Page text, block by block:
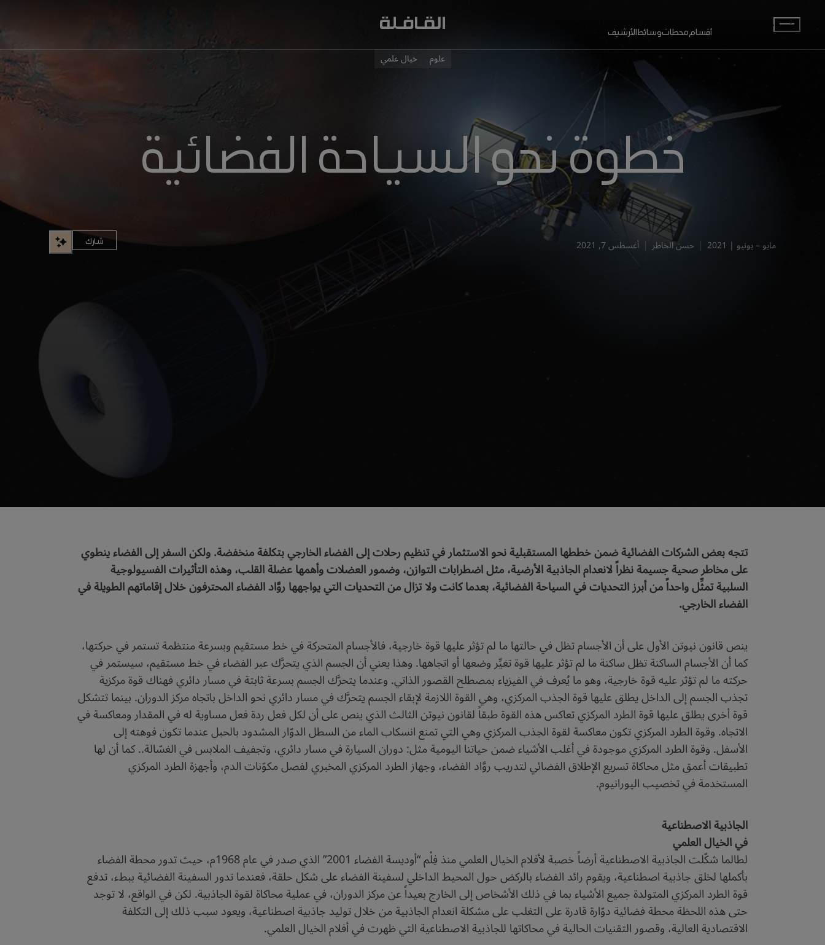
أقسام محطاتوسائطالأرشيف
علوم خيال علمي
خطوة نحو السياحة الفضائية
مايو – يونيو | 2021 حسن الخاطر أغسطس 7, 2021 شارك
تتجه بعض الشركات الفضائية ضمن خططها المستقبلية نحو الاستثمار في تنظيم رحلات إلى الفضاء الخارجي بتكلفة منخفضة. ولكن السفر إلى الفضاء ينطوي
على مخاطر صحية جسيمة نظراً لانعدام الجاذبية الأرضية، مثل اضطرابات التوازن، وضمور العضلات وأهمها عضلة القلب، وهذه التأثيرات الفسيولوجية
السلبية تمثِّل واحداً من أبرز التحديات في السياحة الفضائية، بعدما كانت ولا تزال من التحديات التي يواجهها روَّاد الفضاء المحترفون خلال إقاماتهم الطويلة في
الفضاء الخارجي.
ينص قانون نيوتن الأول على أن الأجسام تظل في حالتها ما لم تؤثر عليها قوة خارجية، فالأجسام المتحركة في خط مستقيم وبسرعة منتظمة تستمر في حركتها،
كما أن الأجسام الساكنة تظل ساكنة ما لم تؤثر عليها قوة تغيِّر وضعها أو اتجاهها. وهذا يعني أن الجسم الذي يتحرَّك عبر الفضاء في خط مستقيم، سيستمر في
حركته ما لم تؤثر عليه قوة خارجية، وهو ما يُعرف في الفيزياء بمصطلح القصور الذاتي. وعندما يتحرَّك الجسم بسرعة ثابتة في مسار دائري فهناك قوة مركزية
تجذب الجسم إلى الداخل يطلق عليها قوة الجذب المركزي، وهي القوة اللازمة لإبقاء الجسم يتحرَّك في مسار دائري نحو الداخل باتجاه مركز الدوران. بينما تتشكل
قوة أخرى يطلق عليها قوة الطرد المركزي تعاكس هذه القوة طبقاً لقانون نيوتن الثالث الذي ينص على أن لكل فعل ردة فعل مساوية له في المقدار ومعاكسة في
الاتجاه. وقوة الطرد المركزي تكون معاكسة لقوة الجذب المركزي وهي التي تمنع انسكاب الماء من السطل الدوّار المشدود بالحبل عندما تكون فوهته إلى
الأسفل. وقوة الطرد المركزي موجودة في أغلب الأشياء ضمن حياتنا اليومية مثل: دوران السيارة في مسار دائري، وتجفيف الملابس في الغسّالة.. كما أن لها
تطبيقات أعمق مثل محاكاة تسريع الإطلاق الفضائي لتدريب روَّاد الفضاء، وجهاز الطرد المركزي المخبري لفصل مكوّنات الدم، وأجهزة الطرد المركزي
المستخدمة في تخصيب اليورانيوم.
الجاذبية الاصطناعية
في الخيال العلمي
لطالما شكّلت الجاذبية الاصطناعية أرضاً خصبة لأفلام الخيال العلمي منذ فِلْم “أوديسة الفضاء 2001” الذي صدر في عام 1968م، حيث تدور محطة الفضاء
بأكملها لخلق جاذبية اصطناعية، ويقوم رائد الفضاء بالركض حول المحيط الداخلي لسفينة الفضاء على شكل حلقة، فعندما تدور السفينة الفضائية ببطء، تدفع
قوة الطرد المركزي المتولدة جميع الأشياء بما في ذلك الأشخاص إلى الخارج بعيداً عن مركز الدوران، في عملية محاكاة لقوة الجاذبية. لكن في الواقع، لا توجد
حتى هذه اللحظة محطة فضائية دوّارة قادرة على التغلب على مشكلة انعدام الجاذبية من خلال توليد جاذبية اصطناعية، ويعود سبب ذلك إلى التكلفة
الاقتصادية العالية، وقصور التقنيات الحالية في محاكاتها للجاذبية الاصطناعية التي ظهرت في أفلام الخيال العلمي.